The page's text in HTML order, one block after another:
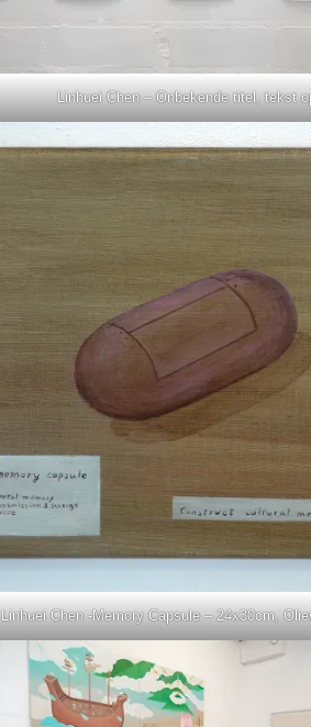
Linhuei Chen – Onbekende titel, tekst
Linhuei Chen -Memory Capsule – 24x30cm,